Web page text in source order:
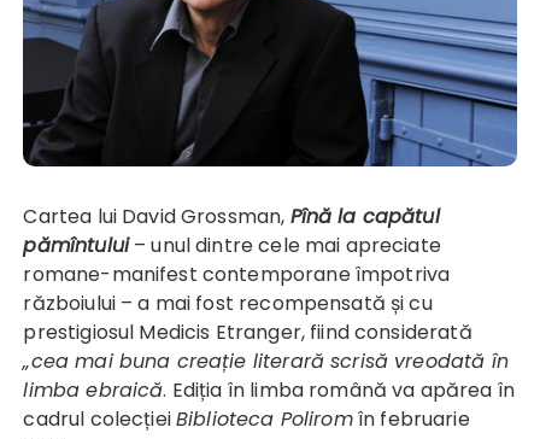
Cartea lui David Grossman, Pînă la capătul
pămîntului– unul dintre cele mai apreciate
romane-manifest contemporane împotriva
războiului – a mai fost recompensată și cu
prestigiosul Medicis Etranger, fiind considerată
„cea mai buna creație literară scrisă vreodată în
limba ebraică. Ediția în limba română va apărea în
cadrul colecțieiBiblioteca Poliromîn februarie